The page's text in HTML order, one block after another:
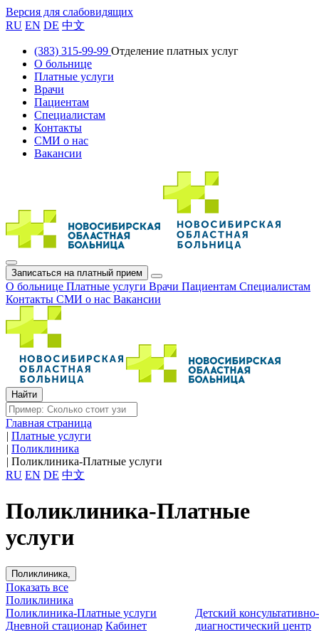
Версия для слабовидящих
RU EN DE 中文
(383) 315-99-99 Отделение платных услуг
О больнице
Платные услуги
Врачи
Пациентам
Специалистам
Контакты
СМИ о нас
Вакансии
Записаться на платный прием
О больнице Платные услуги Врачи Пациентам Специалистам
Контакты СМИ о нас Вакансии
Главная страница
| Платные услуги
| Поликлиника
| Поликлиника-Платные услуги
RU EN DE 中文
Поликлиника-Платные
услуги
Поликлиника,
Показать все
Поликлиника
Поликлиника-Платные услуги
Дневной стационар Кабинет
Детский консультативно-
диагностический центр